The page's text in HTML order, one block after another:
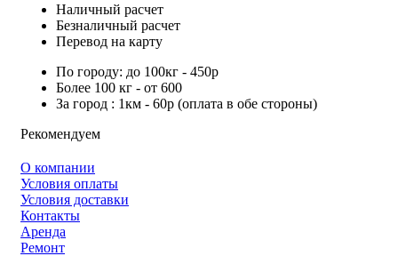
Наличный расчет
Безналичный расчет
Перевод на карту
По городу: до 100кг - 450р
Более 100 кг - от 600
За город : 1км - 60р (оплата в обе стороны)
Рекомендуем
О компании
Условия оплаты
Условия доставки
Контакты
Аренда
Ремонт